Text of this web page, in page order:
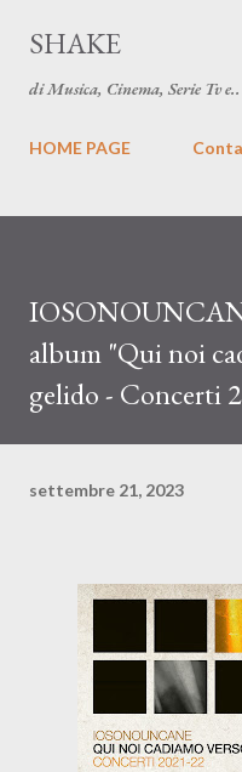
SHAKE
di Musica, Cinema, Serie Tv e..
HOME PAGE
album "Qui noi
gelido - Concerti
settembre 21, 2023